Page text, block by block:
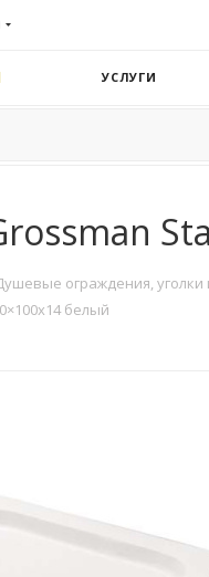
УСЛУГИ
ограждения,
белый